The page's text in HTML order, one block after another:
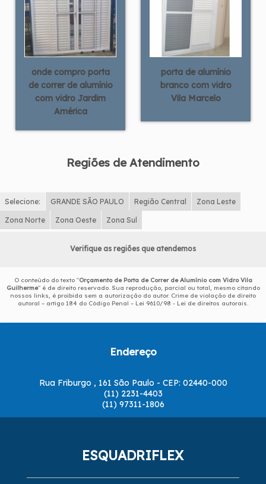
onde compro porta
de correr de alumínio
com vidro Jardim
América
porta de alumínio
branco com vidro
Vila Marcelo
Regiões de Atendimento
Selecione: GRANDE SÃO PAULO Região Central Zona Leste
Zona Norte Zona Oeste Zona Sul
Verifique as regiões que atendemos
O conteúdo do texto "Orçamento de Porta de Correr de Alumínio com Vidro Vila
Guilherme" é de direito reservado. Sua reprodução, parcial ou total, mesmo citando
nossos links, é proibida sem a autorização do autor. Crime de violação de direito
autoral – artigo 184 do Código Penal – Lei 9610/98 - Lei de direitos autorais
Endereço
Rua Friburgo , 161 São Paulo - CEP: 02440-000
(11) 2231-4403
(11) 97311-1806
ESQUADRIFLEX